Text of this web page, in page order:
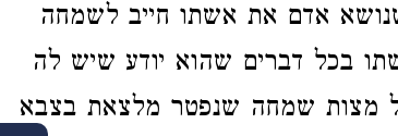
אדם את אשתו חייב לשמחה
בכל דברים שהוא יודע שיש לה
מצות שמחה שנפטר מלצאת בצבא